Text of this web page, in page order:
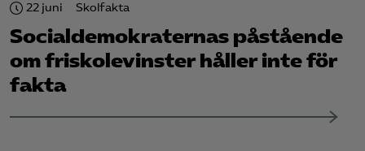
22 juni Skolfakta
Socialdemokraternas påstående
om friskolevinster håller inte för
fakta